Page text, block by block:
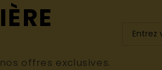
offres exclusives.